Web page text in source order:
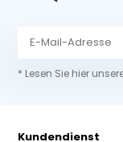
* Lesen Sie hier
Kundendienst